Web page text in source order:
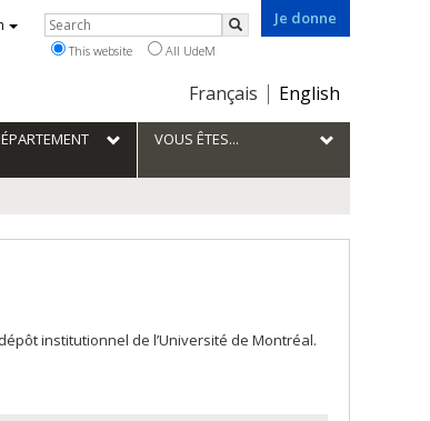
Je donne
Choix
la
langue
Français English
Rechercher
Search
This website All UdeM
VOUS ÊTES...
institutionnel de l’Université de Montréal.